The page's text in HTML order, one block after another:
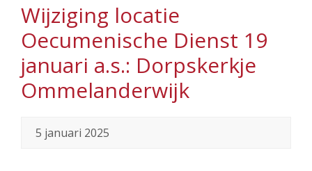
Wijziging locatie
Oecumenische Dienst 19
januari a.s.: Dorpskerkje
Ommelanderwijk
5 januari 2025